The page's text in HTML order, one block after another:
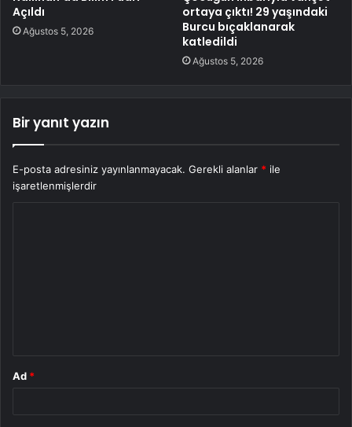
Açıldı
Ağustos 5, 2026
ortaya çıktı! 29 yaşındaki
Burcu bıçaklanarak
katledildi
Ağustos 5, 2026
Bir yanıt yazın
E-posta adresiniz yayınlanmayacak. Gerekli alanlar * ile
işaretlenmişlerdir
Ad *